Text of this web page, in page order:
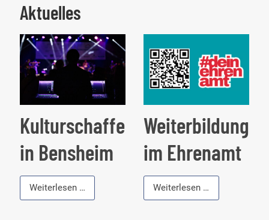
Aktuelles
Kulturschaffende
in Bensheim
Weiterlesen …Kulturschaffende
in
Weiterbildung
im Ehrenamt
Weiterlesen …
im